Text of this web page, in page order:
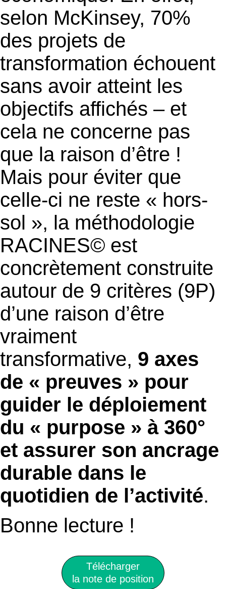
selon McKinsey, 70%
des projets de
transformation échouent
sans avoir atteint les
objectifs affichés – et
cela ne concerne pas
que la raison d’être !
Mais pour éviter que
celle-ci ne reste « hors-
sol », la méthodologie
RACINES© est
concrètement construite
autour de 9 critères (9P)
d’une raison d’être
vraiment
transformative, 9 axes
de « preuves » pour
guider le déploiement
du « purpose » à 360°
et assurer son ancrage
durable dans le
quotidien de l’activité.
Bonne lecture !
Télécharger
la note de position